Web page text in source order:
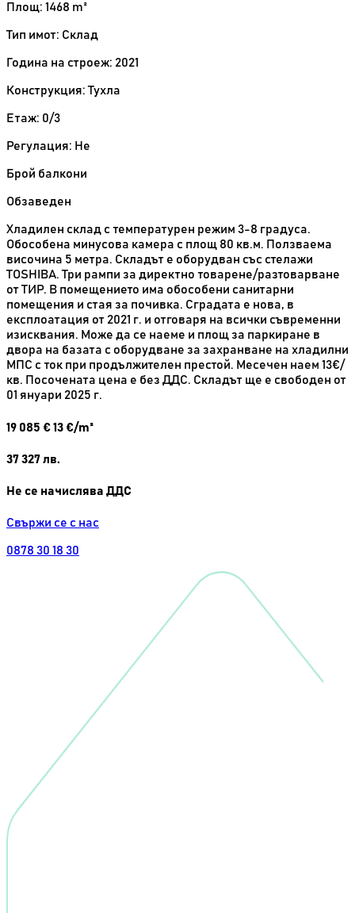
Площ: 1468 m²
Тип имот: Склад
Година на строеж: 2021
Конструкция: Тухла
Етаж: 0/3
Регулация: Не
Брой балкони
Обзаведен
Хладилен склад с температурен режим 3-8 градуса.
Обособена минусова камера с площ 80 кв.м. Ползваема
височина 5 метра. Складът е оборудван със стелажи
TOSHIBA. Три рампи за директно товарене/разтоварване
от ТИР. В помещението има обособени санитарни
помещения и стая за почивка. Сградата е нова, в
експлоатация от 2021 г. и отговаря на всички съвременни
изисквания. Може да се наеме и площ за паркиране в
двора на базата с оборудване за захранване на хладилни
МПС с ток при продължителен престой. Месечен наем 13€/
кв. Посочената цена е без ДДС. Складът ще е свободен от
01 януари 2025 г.
19 085 €13 €/m²
37 327лв.
Не се начислява ДДС
Свържи се с нас
0878 30 18 30